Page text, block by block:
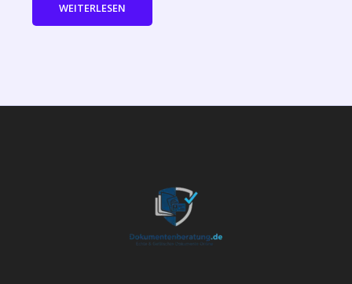
WEITERLESEN